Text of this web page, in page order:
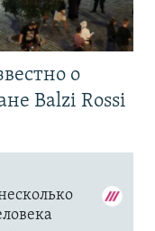
о
Balzi Rossi